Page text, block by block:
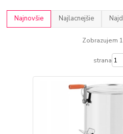
Najnovšie Najlacnejšie
Zobrazujem
strana